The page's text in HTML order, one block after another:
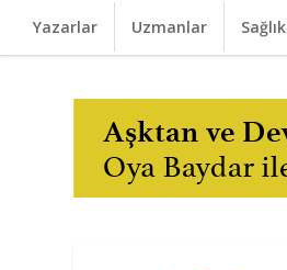
Yazarlar Uzmanlar Sağlık